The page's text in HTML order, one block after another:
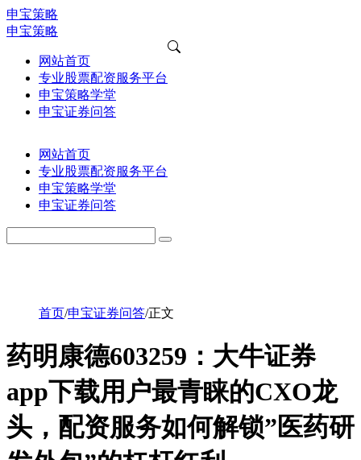
申宝策略
申宝策略
网站首页
专业股票配资服务平台
申宝策略学堂
申宝证券问答
网站首页
专业股票配资服务平台
申宝策略学堂
申宝证券问答
首页/申宝证券问答/正文
药明康德603259：大牛证券
app下载用户最青睐的CXO龙
头，配资服务如何解锁”医药研